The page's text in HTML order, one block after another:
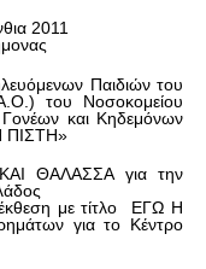
2011
Παιδιών του
του Νοσοκομείου
και Κηδεμόνων
ΠΙΣΤΗ»
ΘΑΛΑΣΣΑ για την
με τίτλο
ΕΓΩ Η
για το Κέντρο